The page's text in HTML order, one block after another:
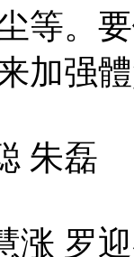
等。
加强
朱磊
涨 罗